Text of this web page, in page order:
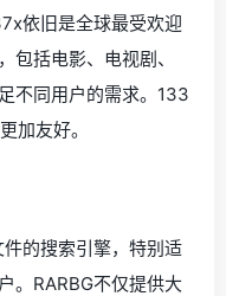
依旧是全球最受欢迎
包括电影、电视剧、
不同用户的需求。133
加友好。
的搜索引擎，特别适
。RARBG不仅提供大